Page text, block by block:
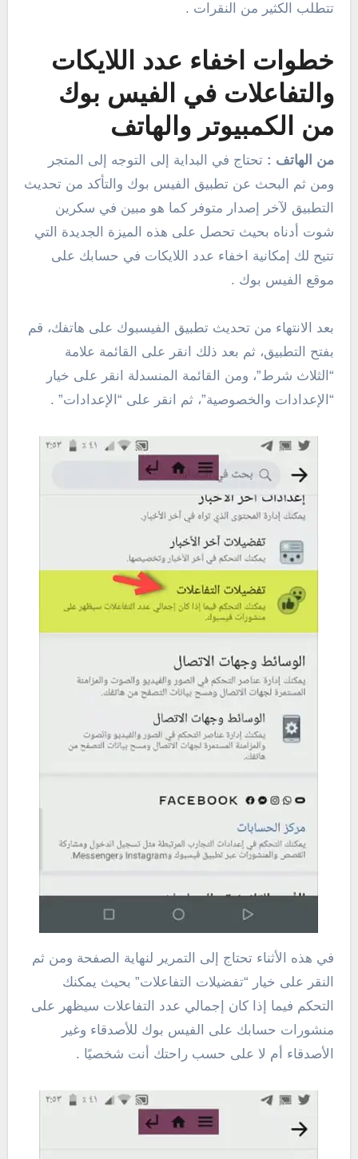
تتطلب الكثير من النقرات .
خطوات اخفاء عدد اللايكات
والتفاعلات في الفيس بوك
من الكمبيوتر والهاتف
من الهاتف : تحتاج في البداية إلى التوجه إلى المتجر
ومن ثم البحث عن تطبيق الفيس بوك والتأكد من تحديث
التطبيق لآخر إصدار متوفر كما هو مبين في سكرين
شوت أدناه بحيث تحصل على هذه الميزة الجديدة التي
تتيح لك إمكانية اخفاء عدد اللايكات في حسابك على
موقع الفيس بوك .
بعد الانتهاء من تحديث تطبيق الفيسبوك على هاتفك، قم
بفتح التطبيق، ثم بعد ذلك انقر على القائمة علامة
“الثلاث شرط”، ومن القائمة المنسدلة انقر على خيار
“الإعدادات والخصوصية”، ثم انقر على “الإعدادات” .
في هذه الأثناء تحتاج إلى التمرير لنهاية الصفحة ومن ثم
النقر على خيار “تفضيلات التفاعلات” بحيث يمكنك
التحكم فيما إذا كان إجمالي عدد التفاعلات سيظهر على
منشورات حسابك على الفيس بوك للأصدقاء وغير
الأصدقاء أم لا على حسب راحتك أنت شخصيًا .